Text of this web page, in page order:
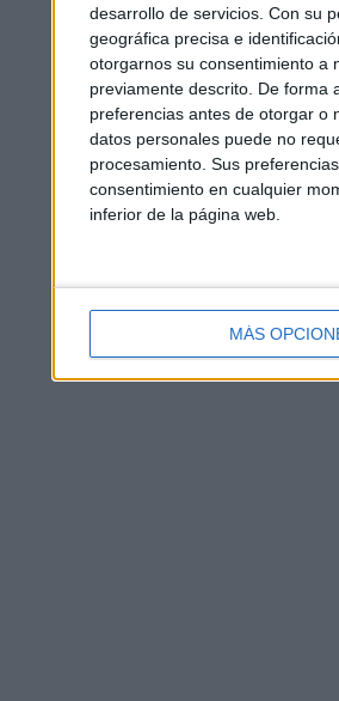
desarrollo de servicios. Con su
geográfica precisa e
otorgarnos su consentimiento a
previamente descrito. De forma
preferencias antes de otorgar o
datos personales puede no
procesamiento. Sus
consentimiento en cualquier
inferior de la página web.
MÁS